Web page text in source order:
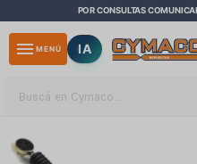
POR CONSULTAS
menu MENÚ IA
close